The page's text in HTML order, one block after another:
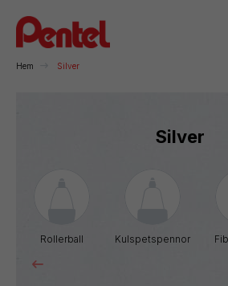
Hem Silver
Silver
Rollerball Kulspetspennor